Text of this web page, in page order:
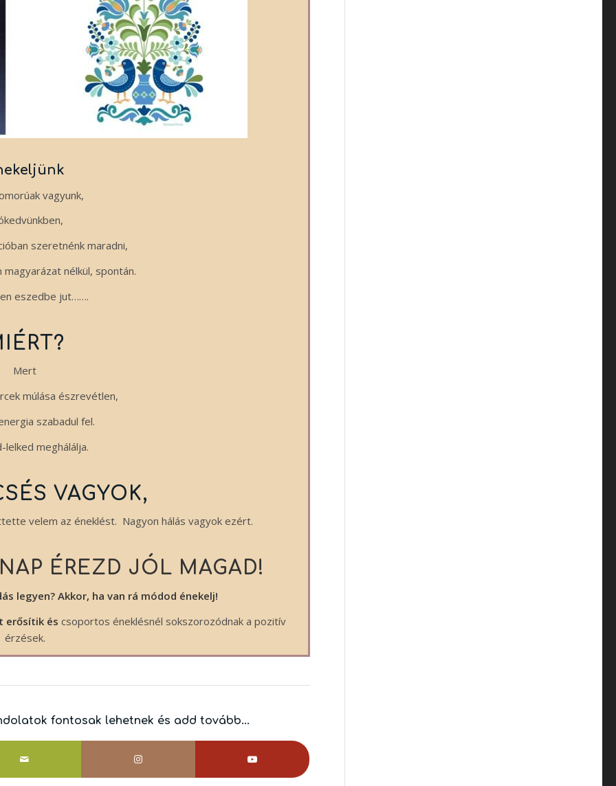
vagyunk,
szeretnénk maradni,
magyarázat nélkül, spontán.
eszedbe jut…….
Mert
múlása észrevétlen,
szabadul fel.
meghálálja.
VAGYOK,
velem az éneklést. Nagyon hálás vagyok ezért.
ÉREZD JÓL MAGAD!
legyen? Akkor, ha van rá módod énekelj!
erősítik éscsoportos éneklésnél sokszorozódnak a pozitív
érzések.
fontosak lehetnek és add tovább...